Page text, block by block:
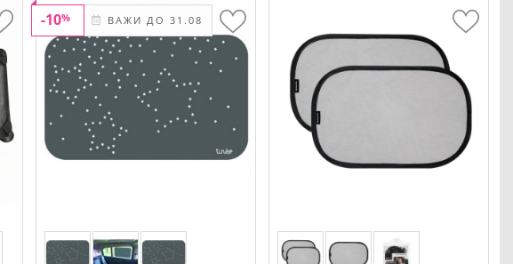
ВАЖИ ДО 31.08
-10%